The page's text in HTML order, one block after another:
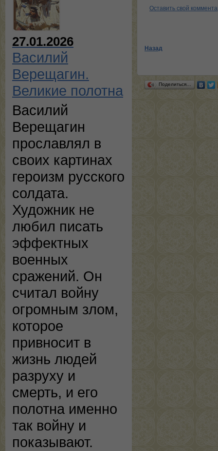
27.01.2026
Василий
Верещагин.
Великие полотна
Василий
Верещагин
прославлял в
своих картинах
героизм русского
солдата.
Художник не
любил писать
эффектных
военных
сражений. Он
считал войну
огромным злом,
которое
привносит в
жизнь людей
разруху и
смерть, и его
полотна именно
так войну и
показывают.
Оставить свой
Назад
Поделиться…